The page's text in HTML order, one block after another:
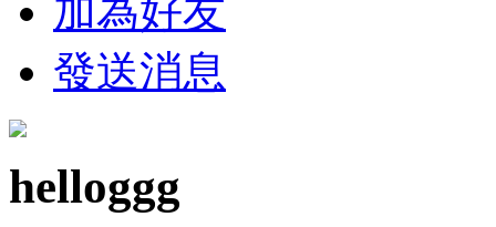
加為好友
發送消息
helloggg